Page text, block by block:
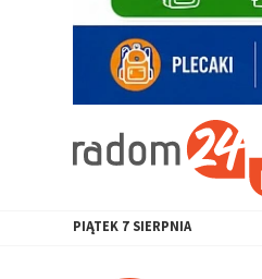
PIĄTEK 7 SIERPNIA